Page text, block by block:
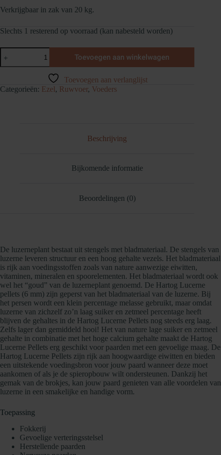
Verkrijgbaar in zak van 20 kg.
Slechts 1 resterend op voorraad (kan nabesteld worden)
Hartog
Lucerne
Pellets
Toevoegen aan winkelwagen
Toevoegen aan verlanglijst
Categorieën: Ezel, Ruwvoer, Voeders
Beschrijving
Bijkomende informatie
Beoordelingen (0)
De luzerneplant bestaat uit stengels met bladmateriaal. De stengels van
luzerne leveren structuur en een hoog gehalte vezels. Het bladmateriaal
is rijk aan voedingsstoffen zoals van nature aanwezige eiwitten,
vitaminen, mineralen en spoorelementen. Het bladmateriaal wordt ook
wel het “goud” van de luzerneplant genoemd. De Hartog Lucerne
pellets (6 mm) zijn geperst van het bladmateriaal van de luzerne. Bij
het persen wordt een klein percentage melasse gebruikt, maar omdat
luzerne van zichzelf zo’n laag suiker en zetmeel percentage heeft
blijven de gehaltes in de Hartog Lucerne Pellets nog steeds erg laag.
Zelfs lager dan gemiddeld hooi! Het van nature lage suiker en zetmeel
gehalte in combinatie met het hoge calcium gehalte maakt de Hartog
Lucerne Pellets erg geschikt voor paarden met een gevoelige maag. De
Hartog Lucerne Pellets zijn rijk aan hoogwaardige eiwitten en bieden
een uitstekende voedingsbron voor jouw paard wanneer deze moet
aankomen of als je de spieropbouw wilt ondersteunen. Dankzij het
gemak van de brokjes, kan jouw paard genieten van alle voordelen van
luzerne in een smakelijke en handige vorm.
Toepassing
Fokkerij
Gevoelige verteringsstelsel
Herstellende paarden